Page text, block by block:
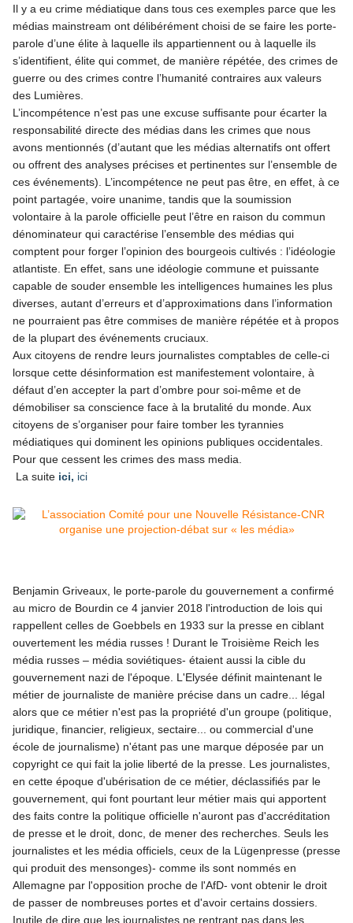
Il y a eu crime médiatique dans tous ces exemples parce que les
médias mainstream ont délibérément choisi de se faire les porte-
parole d’une élite à laquelle ils appartiennent ou à laquelle ils
s’identifient, élite qui commet, de manière répétée, des crimes de
guerre ou des crimes contre l’humanité contraires aux valeurs
des Lumières.
L’incompétence n’est pas une excuse suffisante pour écarter la
responsabilité directe des médias dans les crimes que nous
avons mentionnés (d’autant que les médias alternatifs ont offert
ou offrent des analyses précises et pertinentes sur l’ensemble de
ces événements). L’incompétence ne peut pas être, en effet, à ce
point partagée, voire unanime, tandis que la soumission
volontaire à la parole officielle peut l’être en raison du commun
dénominateur qui caractérise l’ensemble des médias qui
comptent pour forger l’opinion des bourgeois cultivés : l’idéologie
atlantiste. En effet, sans une idéologie commune et puissante
capable de souder ensemble les intelligences humaines les plus
diverses, autant d’erreurs et d’approximations dans l’information
ne pourraient pas être commises de manière répétée et à propos
de la plupart des événements cruciaux.
Aux citoyens de rendre leurs journalistes comptables de celle-ci
lorsque cette désinformation est manifestement volontaire, à
défaut d’en accepter la part d’ombre pour soi-même et de
démobiliser sa conscience face à la brutalité du monde. Aux
citoyens de s’organiser pour faire tomber les tyrannies
médiatiques qui dominent les opinions publiques occidentales.
Pour que cessent les crimes des mass media.
La suite ici, ici
Benjamin Griveaux, le porte-parole du gouvernement a confirmé
au micro de Bourdin ce 4 janvier 2018 l'introduction de lois qui
rappellent celles de Goebbels en 1933 sur la presse en ciblant
ouvertement les média russes ! Durant le Troisième Reich les
média russes – média soviétiques- étaient aussi la cible du
gouvernement nazi de l'époque. L'Elysée définit maintenant le
métier de journaliste de manière précise dans un cadre... légal
alors que ce métier n'est pas la propriété d'un groupe (politique,
juridique, financier, religieux, sectaire... ou commercial d'une
école de journalisme) n'étant pas une marque déposée par un
copyright ce qui fait la jolie liberté de la presse. Les journalistes,
en cette époque d'ubérisation de ce métier, déclassifiés par le
gouvernement, qui font pourtant leur métier mais qui apportent
des faits contre la politique officielle n'auront pas d'accréditation
de presse et le droit, donc, de mener des recherches. Seuls les
journalistes et les média officiels, ceux de la Lügenpresse (presse
qui produit des mensonges)- comme ils sont nommés en
Allemagne par l'opposition proche de l'AfD- vont obtenir le droit
de passer de nombreuses portes et d'avoir certains dossiers.
Inutile de dire que les journalistes ne rentrant pas dans les